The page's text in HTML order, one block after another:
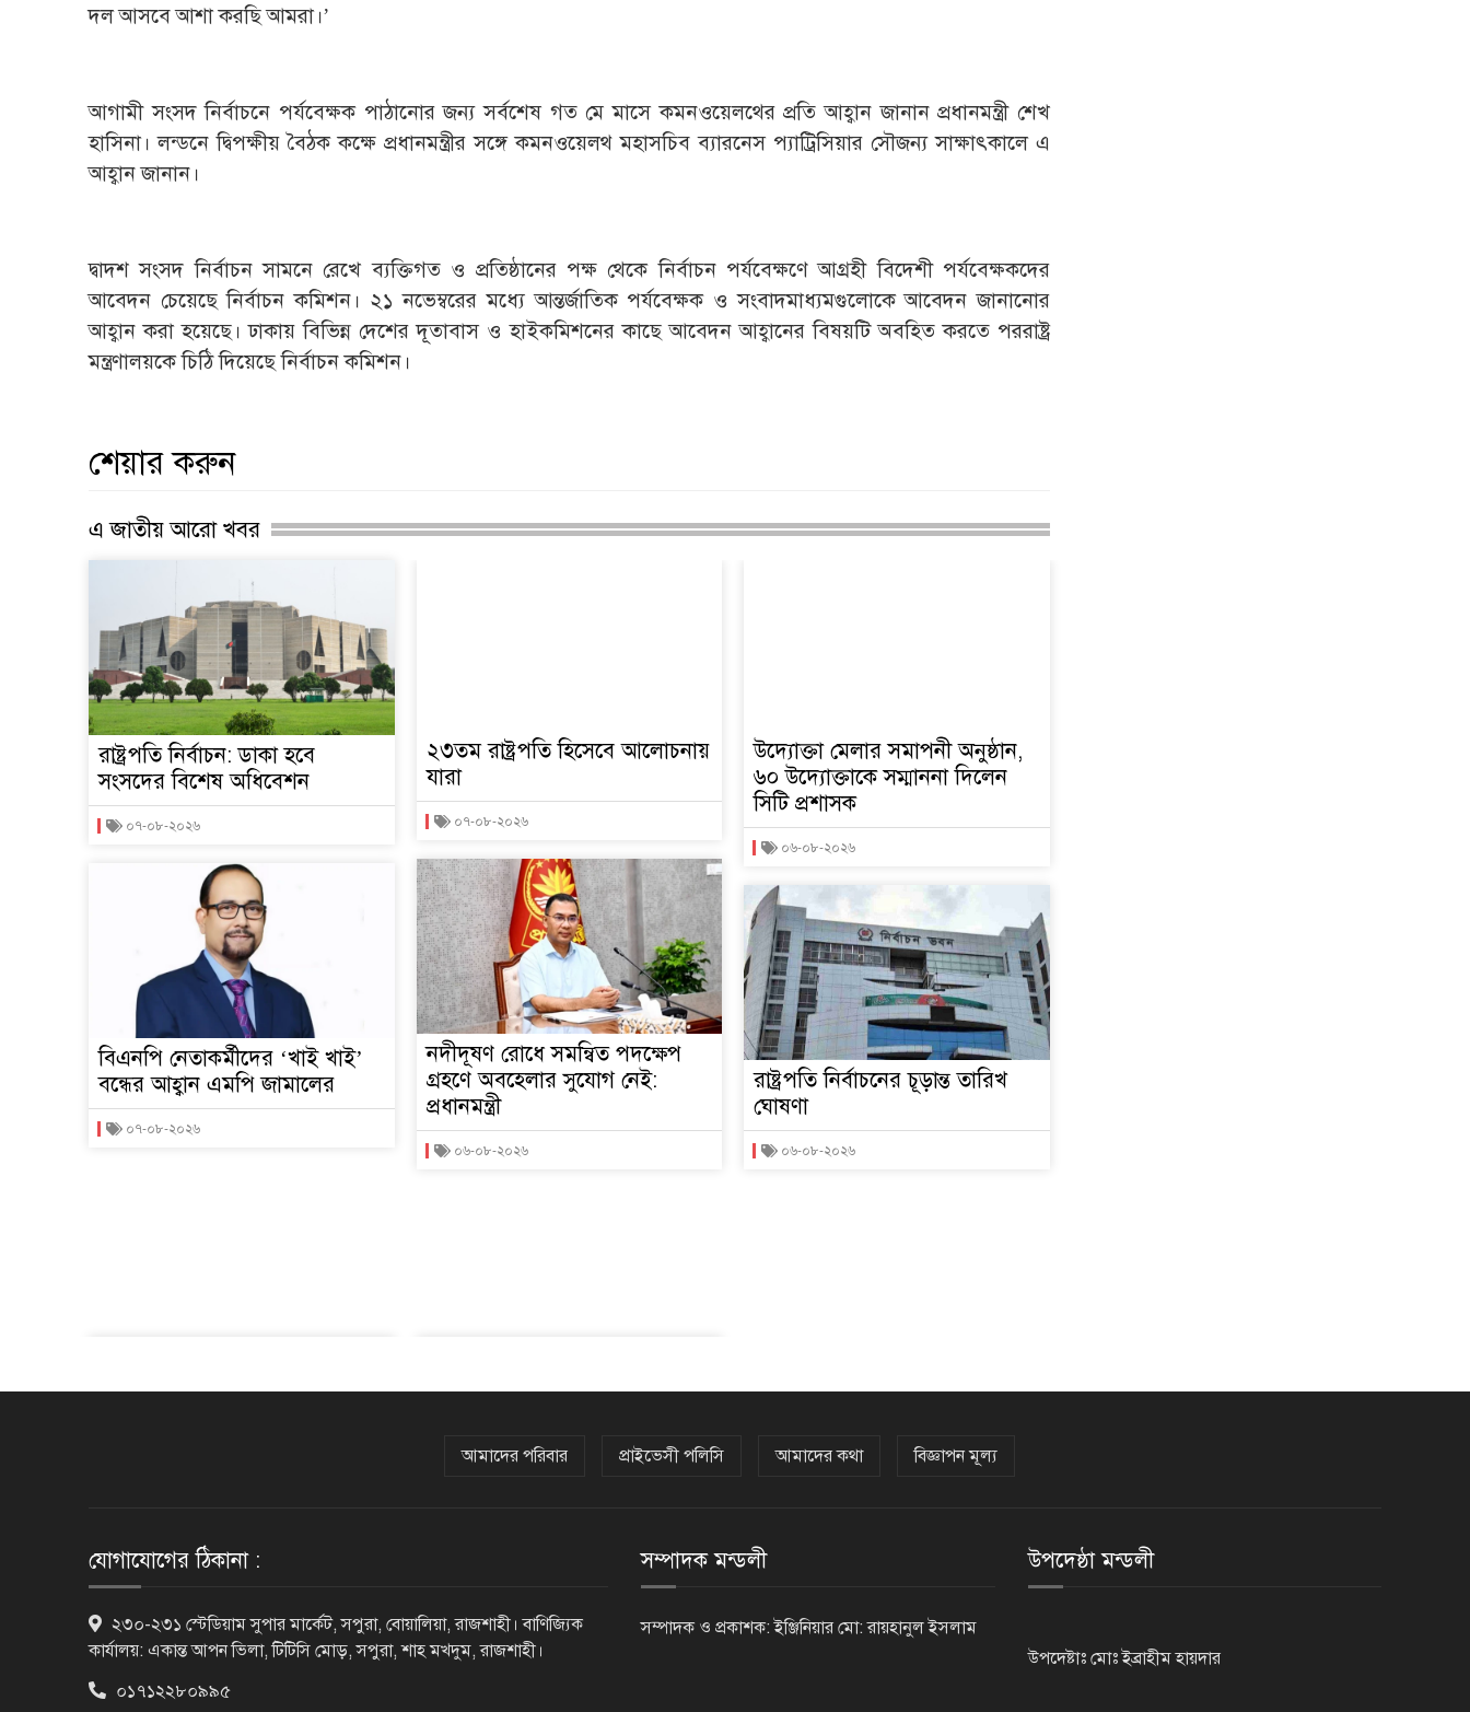
দল আসবে আশা করছি আমরা।’
আগামী সংসদ নির্বাচনে পর্যবেক্ষক পাঠানোর জন্য সর্বশেষ গত মে মাসে কমনওয়েলথের প্রতি আহ্বান জানান প্রধানমন্ত্রী শেখ
হাসিনা। লন্ডনে দ্বিপক্ষীয় বৈঠক কক্ষে প্রধানমন্ত্রীর সঙ্গে কমনওয়েলথ মহাসচিব ব্যারনেস প্যাট্রিসিয়ার সৌজন্য সাক্ষাৎকালে এ
আহ্বান জানান।
দ্বাদশ সংসদ নির্বাচন সামনে রেখে ব্যক্তিগত ও প্রতিষ্ঠানের পক্ষ থেকে নির্বাচন পর্যবেক্ষণে আগ্রহী বিদেশী পর্যবেক্ষকদের
আবেদন চেয়েছে নির্বাচন কমিশন। ২১ নভেম্বরের মধ্যে আন্তর্জাতিক পর্যবেক্ষক ও সংবাদমাধ্যমগুলোকে আবেদন জানানোর
আহ্বান করা হয়েছে। ঢাকায় বিভিন্ন দেশের দূতাবাস ও হাইকমিশনের কাছে আবেদন আহ্বানের বিষয়টি অবহিত করতে পররাষ্ট্র
মন্ত্রণালয়কে চিঠি দিয়েছে নির্বাচন কমিশন।
শেয়ার করুন
এ জাতীয় আরো খবর
রাষ্ট্রপতি নির্বাচন: ডাকা হবে
সংসদের বিশেষ অধিবেশন
০৭-০৮-২০২৬
বিএনপি নেতাকর্মীদের ‘খাই খাই’
বন্ধের আহ্বান এমপি জামালের
০৭-০৮-২০২৬
২৩তম রাষ্ট্রপতি হিসেবে আলোচনায়
যারা
০৭-০৮-২০২৬
নদীদূষণ রোধে সমন্বিত পদক্ষেপ
গ্রহণে অবহেলার সুযোগ নেই:
প্রধানমন্ত্রী
০৬-০৮-২০২৬
উদ্যোক্তা মেলার সমাপনী অনুষ্ঠান,
৬০ উদ্যোক্তাকে সম্মাননা দিলেন
সিটি প্রশাসক
০৬-০৮-২০২৬
রাষ্ট্রপতি নির্বাচনের চূড়ান্ত তারিখ
ঘোষণা
০৬-০৮-২০২৬
আমাদের পরিবার প্রাইভেসী পলিসি আমাদের কথা বিজ্ঞাপন মূল্য
যোগাযোগের ঠিকানা :
২৩০-২৩১ স্টেডিয়াম সুপার মার্কেট, সপুরা, বোয়ালিয়া, রাজশাহী। বাণিজ্যিক
কার্যালয়: একান্ত আপন ভিলা, টিটিসি মোড়, সপুরা, শাহ মখদুম, রাজশাহী।
০১৭১২২৮০৯৯৫
সম্পাদক মন্ডলী
সম্পাদক ও প্রকাশক: ইঞ্জিনিয়ার মো: রায়হানুল ইসলাম
উপদেষ্ঠা মন্ডলী
উপদেষ্টাঃ মোঃ ইব্রাহীম হায়দার